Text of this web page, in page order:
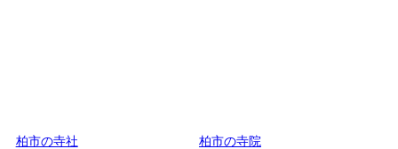
柏市の寺社 柏市の寺院